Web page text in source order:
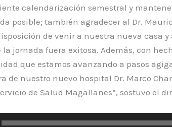
calendarización semestral y
posible; también agradecer al Dr.
de venir a nuestra nueva casa y
la jornada fuera exitosa. Además, con
que estamos avanzando a pasos
de nuestro nuevo hospital Dr. Marco
de Salud Magallanes”, sostuvo el